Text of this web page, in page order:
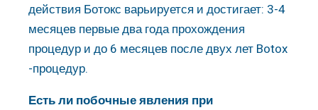
действия Ботокс варьируется и достигает: 3-4
месяцев первые два года прохождения
процедур и до 6 месяцев после двух лет Botox
-процедур.
Есть ли побочные явления при